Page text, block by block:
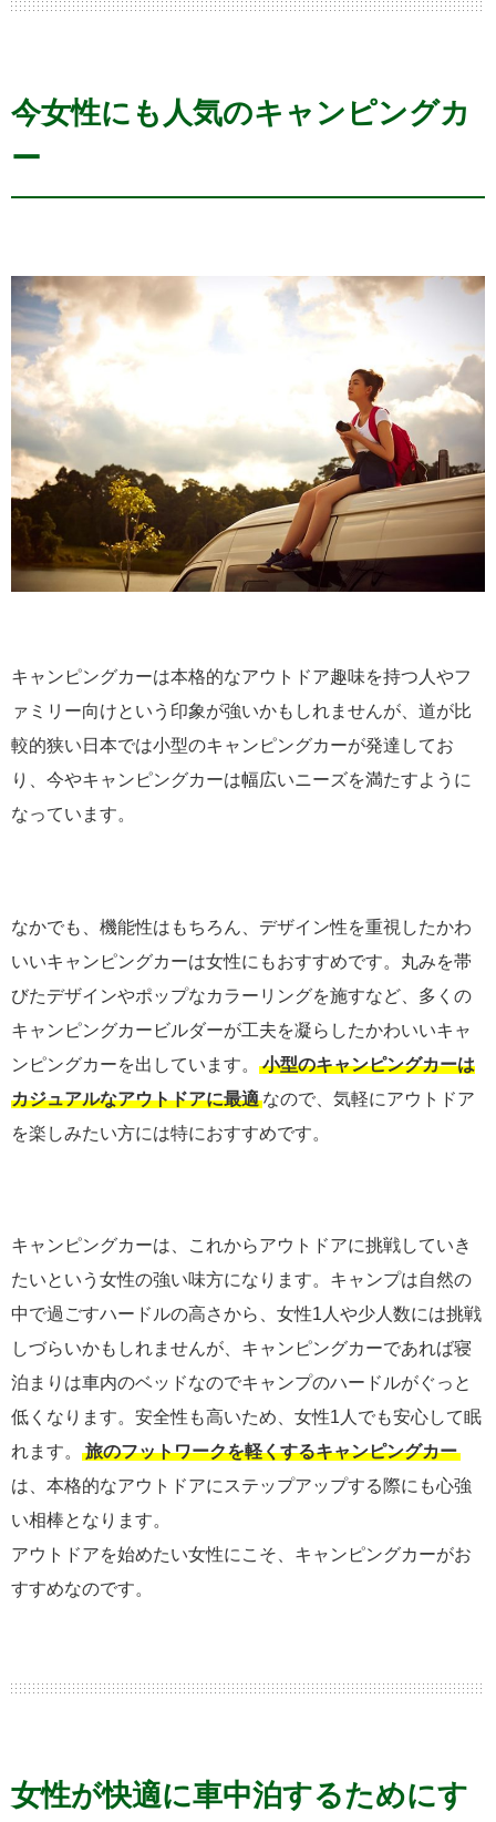
今女性にも人気のキャンピングカ
ー
キャンピングカーは本格的なアウトドア趣味を持つ人やフ
ァミリー向けという印象が強いかもしれませんが、道が比
較的狭い日本では小型のキャンピングカーが発達してお
り、今やキャンピングカーは幅広いニーズを満たすように
なっています。
なかでも、機能性はもちろん、デザイン性を重視したかわ
いいキャンピングカーは女性にもおすすめです。丸みを帯
びたデザインやポップなカラーリングを施すなど、多くの
キャンピングカービルダーが工夫を凝らしたかわいいキャ
ンピングカーを出しています。
小型のキャンピングカーは
カジュアルなアウトドアに最適 なので、気軽にアウトドア
を楽しみたい方には特におすすめです。
キャンピングカーは、これからアウトドアに挑戦していき
たいという女性の強い味方になります。キャンプは自然の
中で過ごすハードルの高さから、女性1人や少人数には挑戦
しづらいかもしれませんが、キャンピングカーであれば寝
泊まりは車内のベッドなのでキャンプのハードルがぐっと
低くなります。安全性も高いため、女性1人でも安心して眠
れます。
旅のフットワークを軽くするキャンピングカー
は、本格的なアウトドアにステップアップする際にも心強
い相棒となります。
アウトドアを始めたい女性にこそ、キャンピングカーがお
すすめなのです。
女性が快適に車中泊するためにす